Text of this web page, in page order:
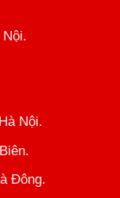
Nội.
Đông.